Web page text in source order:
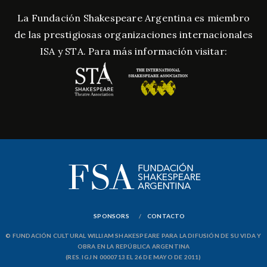
La Fundación Shakespeare Argentina es miembro
de las prestigiosas organizaciones internacionales
ISA y STA. Para más información visitar:
SPONSORS CONTACTO
© FUNDACIÓN CULTURAL WILLIAM SHAKESPEARE PARA LA DIFUSIÓN DE SU VIDA Y
OBRA EN LA REPÚBLICA ARGENTINA
(RES. IGJ N 0000713 EL 26 DE MAYO DE 2011)